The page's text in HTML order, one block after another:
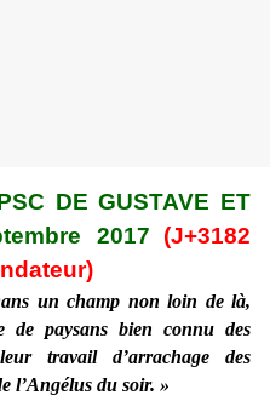
DE GUSTAVE ET
2017
(J+3182
un champ non loin de là,
de paysans bien connu des
travail d’arrachage des
l’Angélus du soir. »